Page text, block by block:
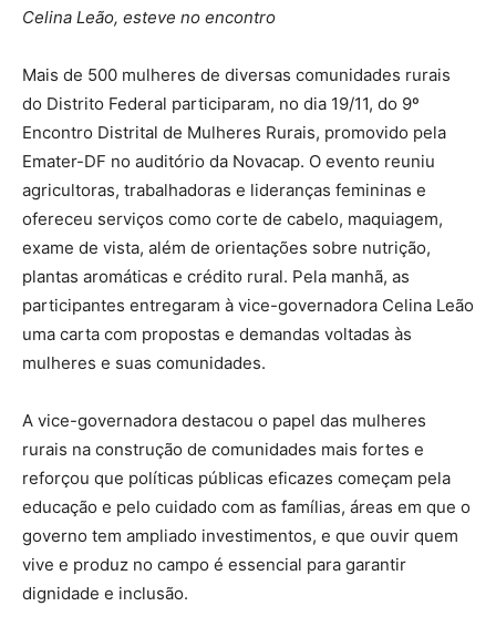
Celina Leão, esteve no encontro
Mais de 500 mulheres de diversas comunidades rurais
do Distrito Federal participaram, no dia 19/11, do 9º
Encontro Distrital de Mulheres Rurais, promovido pela
Emater-DF no auditório da Novacap. O evento reuniu
agricultoras, trabalhadoras e lideranças femininas e
ofereceu serviços como corte de cabelo, maquiagem,
exame de vista, além de orientações sobre nutrição,
plantas aromáticas e crédito rural. Pela manhã, as
participantes entregaram à vice-governadora Celina Leão
uma carta com propostas e demandas voltadas às
mulheres e suas comunidades.
A vice-governadora destacou o papel das mulheres
rurais na construção de comunidades mais fortes e
reforçou que políticas públicas eficazes começam pela
educação e pelo cuidado com as famílias, áreas em que o
governo tem ampliado investimentos, e que ouvir quem
vive e produz no campo é essencial para garantir
dignidade e inclusão.